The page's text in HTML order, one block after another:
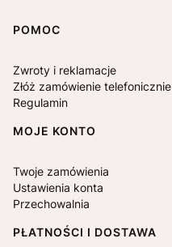
Linki w stopce
POMOC
Zwroty i reklamacje
Złóż zamówienie telefonicznie
Regulamin
MOJE KONTO
Twoje zamówienia
Ustawienia konta
Przechowalnia
PŁATNOŚCI I DOSTAWA